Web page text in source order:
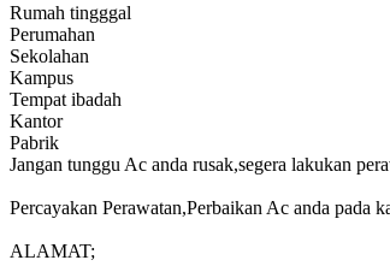
Rumah tingggal
Perumahan
Sekolahan
Kampus
Tempat ibadah
Kantor
Pabrik
Jangan tunggu Ac anda rusak,segera lakukan
Percayakan Perawatan,Perbaikan Ac anda
ALAMAT;